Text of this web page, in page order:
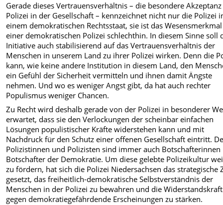
Gerade dieses Vertrauensverhältnis – die besondere
Polizei in der Gesellschaft – kennzeichnet nicht nur die Polizei
einem demokratischen Rechtsstaat, sie ist das Wesensmerkmal
einer demokratischen Polizei schlechthin. In diesem Sinne soll
Initiative auch stabilisierend auf das Vertrauensverhältnis der
Menschen in unserem Land zu ihrer Polizei wirken. Denn die
kann, wie keine andere Institution in diesem Land, den
ein Gefühl der Sicherheit vermitteln und ihnen damit Ängste
nehmen. Und wo es weniger Angst gibt, da hat auch rechter
Populismus weniger Chancen.
Zu Recht wird deshalb gerade von der Polizei in besonderer
erwartet, dass sie den Verlockungen der scheinbar einfachen
Lösungen populistischer Kräfte widerstehen kann und mit
Nachdruck für den Schutz einer offenen Gesellschaft eintritt.
Polizistinnen und Polizisten sind immer auch Botschafterinnen
Botschafter der Demokratie. Um diese gelebte Polizeikultur
zu fördern, hat sich die Polizei Niedersachsen das strategische
gesetzt, das freiheitlich-demokratische Selbstverständnis der
Menschen in der Polizei zu bewahren und die Widerstandskraft
gegen demokratiegefährdende Erscheinungen zu stärken.